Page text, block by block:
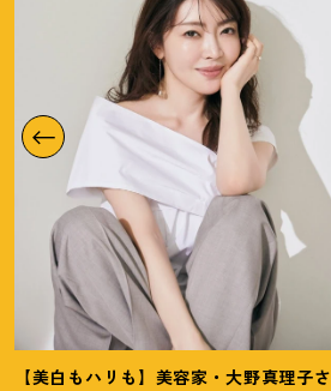
【美白もハリも】美容家・大野真理子さ